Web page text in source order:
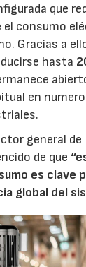
que
consumo
Gracias a
hasta
en
general de
de que
es clave
global del